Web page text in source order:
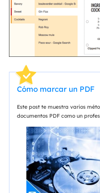
Cómo marcar un PDF
Este post te muestra varios
documentos PDF como un